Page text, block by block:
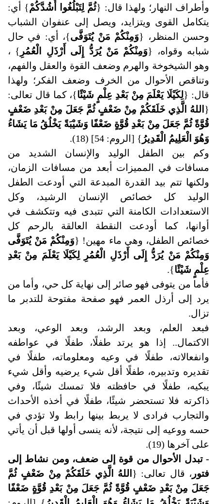
وأطراف النهار؛ ولهذا قال: {ثُمَّ لِتَبْلُغُوا أَشُدَّكُمْ} أي:
يتكامل القوى ويتزايد، ويصل إلى عنفوان الشباب
وحسن المنظر، {وَمِنْكُمْ مَنْ يُتَوَفَّى}، أي: في حال
شبابه وقواه، {وَمِنْكُمْ مَنْ يُرَدُّ إِلَى أَرْذَلِ الْعُمُرِ } ،
وهو الشيخوخة والهرم وضعف القوة والعقل والفهم،
وتناقص الأحوال من الخرف وضعف الفكر؛ ولهذا
قال: {لِكَيْلَا يَعْلَمَ مِنْ بَعْدِ عِلْمٍ شَيْئًا}، كما قال تعالى:
{ اللهُ الَّذِي خَلَقَكُمْ مِنْ ضَعْفٍ ثُمَّ جَعَلَ مِنْ بَعْدِ ضَعْفٍ
قُوَّةً ثُمَّ جَعَلَ مِنْ بَعْدِ قُوَّةٍ ضَعْفًا وَشَيْبَةً يَخْلُقُ مَا يَشَاءُ
وَهُوَ الْعَلِيمُ الْقَدِيرُ } [الروم: 54] (18).
وكم بين الطفل الوليد والإنسان الشديد من
مسافات في المميزات أبعد من مسافات الزمان،
ولكنها تتم بيد القدرة المبدعة التي أودعت الطفل
الوليد كل خصائص الإنسان الرشيد، وكل
الاستعدادات الكامنة التي تتبدى فيه وتتكشف في
أوانها، كما أودعت النقطة العالقة بالرحم كل
خصائص الطفل، وهي ماء مهين! {وَمِنْكُمْ مَنْ يُتَوَفَّى
وَمِنْكُمْ مَنْ يُرَدُّ إِلَى أَرْذَلِ الْعُمُرِ لِكَيْلَا يَعْلَمَ مِنْ بَعْدِ
عِلْمٍ شَيْئًا}.
فأما من يتوفى فهو صائر إلى نهاية كل حي، وأما من
يرد إلى أرذل العمر فهو صفحة مفتوحة للتدبر ما
تزال.
فبعد العلم، وبعد الرشد، وبعد الوعي، وبعد
الاكتمال.. إذا هو يرتد طفلًا، طفلًا في عواطفه
وانفعالاته، طفلًا في وعيه ومعلوماته، طفلًا في
تقديره وتدبيره، طفلًا أقل شيء يرضيه وأقل شيء
يبكيه، طفلًا في حافظته فلا تمسك شيئًا، وفي
ذاكرته فلا تستحضر شيئًا، طفلًا في أخذه الأحداث
والتجارب فرادى لا يربط بينها رابط ولا تؤدي في
حسه ووعيه إلى نتيجة، لأنه ينسى أولها قبل أن يأتي
على آخرها (19).
- تبدل الأحوال من قوة إلى ضعف، ومن نشاط إلى
فتور ، قال تعالى: { اللهُ الَّذِي خَلَقَكُمْ مِنْ ضَعْفٍ ثُمَّ
جَعَلَ مِنْ بَعْدِ ضَعْفٍ قُوَّةً ثُمَّ جَعَلَ مِنْ بَعْدِ قُوَّةٍ ضَعْفًا